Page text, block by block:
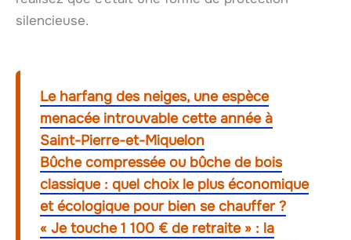
silencieuse.
Le harfang des neiges, une espèce
menacée introuvable cette année à
Saint-Pierre-et-Miquelon
Bûche compressée ou bûche de bois
classique : quel choix le plus économique
et écologique pour bien se chauffer ?
« Je touche 1 100 € de retraite » : la